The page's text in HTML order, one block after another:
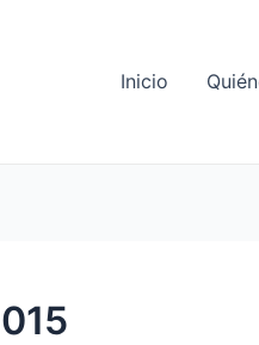
Inicio